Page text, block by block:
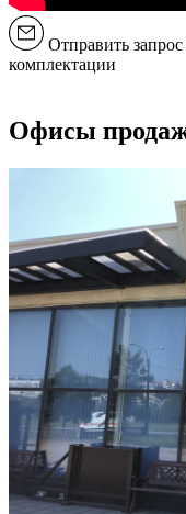
Отправить
комплектации
Офисы